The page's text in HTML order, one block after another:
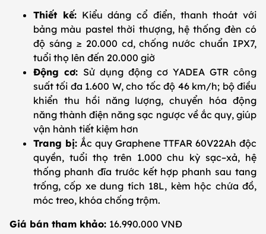
Thiết kế:Kiểu dáng cổ điển, thanh thoát với
bảng màu pastel thời thượng, hệ thống đèn có
độ sáng ≥ 20.000 cd, chống nước chuẩn IPX7,
tuổi thọ lên đến 20.000 giờ
Động cơ: Sử dụng động cơ YADEA GTR công
suất tối đa 1.600 W, cho tốc độ 46 km/h; bộ điều
khiển thu hồi năng lượng, chuyển hóa động
năng thành điện năng sạc ngược về ắc quy, giúp
vận hành tiết kiệm hơn
Trang bị: Ắc quy Graphene TTFAR 60V22Ah độc
quyền, tuổi thọ trên 1.000 chu kỳ sạc–xả, hệ
thống phanh đĩa trước kết hợp phanh sau tang
trống, cốp xe dung tích 18L, kèm hộc chứa đồ,
móc treo, khóa chống trộm.
Giá bán tham khảo: 16.990.000 VNĐ